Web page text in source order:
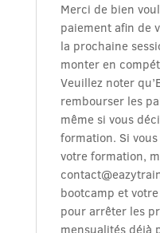
Merci de bien
paiement afin de
la prochaine
monter en
Veuillez noter
rembourser les
même si vous
formation. Si
votre formation,
bootcamp et
pour arrêter les